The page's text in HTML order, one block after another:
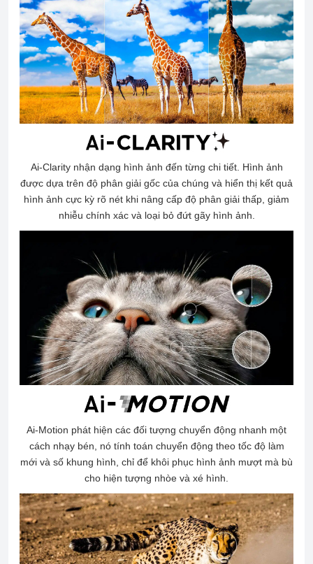
Ai-Clarity nhận dạng hình ảnh đến từng chi tiết. Hình ảnh
được dựa trên độ phân giải gốc của chúng và hiển thị kết quả
hình ảnh cực kỳ rõ nét khi nâng cấp độ phân giải thấp, giảm
nhiễu chính xác và loại bỏ đứt gãy hình ảnh.
Ai-Motion phát hiện các đối tượng chuyển động nhanh một
cách nhạy bén, nó tính toán chuyển động theo tốc độ làm
mới và số khung hình, chỉ để khôi phục hình ảnh mượt mà bù
cho hiện tượng nhòe và xé hình.